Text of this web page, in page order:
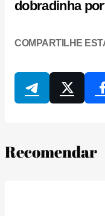
dobradinha
COMPARTILHE
Recomendar